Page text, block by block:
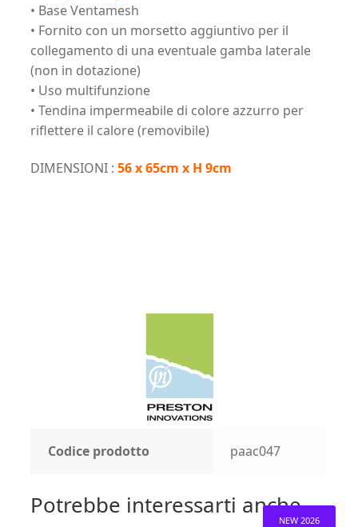
• Base Ventamesh
• Fornito con un morsetto aggiuntivo per il
collegamento di una eventuale gamba laterale
(non in dotazione)
• Uso multifunzione
• Tendina impermeabile di colore azzurro per
riflettere il calore (removibile)
DIMENSIONI : 56 x 65cm x H 9cm
Codice prodotto paac047
Potrebbe interessarti anche...
NEW 2026